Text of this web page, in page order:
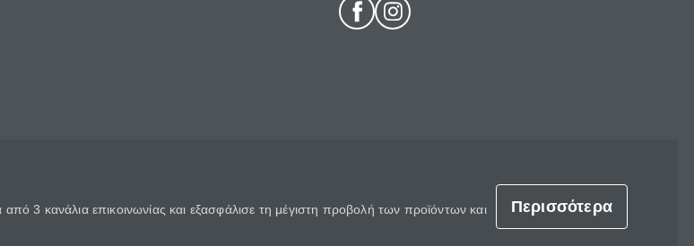
3 κανάλια επικοινωνίας και εξασφάλισε τη μέγιστη προβολή των προϊόντων και
Περισσότερα